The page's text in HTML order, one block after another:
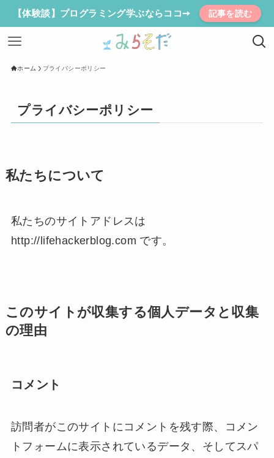
【体験談】プログラミング学ぶならココ➙ 記事を読む
ホーム プライバシーポリシー
プライバシーポリシー
私たちについて
私たちのサイトアドレスは
http://lifehackerblog.com です。
このサイトが収集する個人データと収集
の理由
コメント
訪問者がこのサイトにコメントを残す際、コメン
トフォームに表示されているデータ、そしてスパ